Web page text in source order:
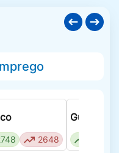
2648
Guarulhos